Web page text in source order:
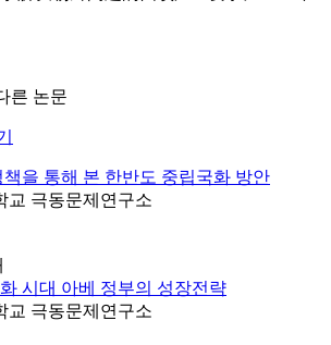
른 논문
을 통해 본 한반도 중립국화 방안
교 극동문제연구소
시대 아베 정부의 성장전략
교 극동문제연구소